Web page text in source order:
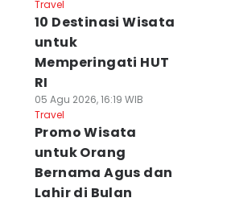
Travel
10 Destinasi Wisata
untuk
Memperingati HUT
RI
05 Agu 2026, 16:19 WIB
Travel
Promo Wisata
untuk Orang
Bernama Agus dan
Lahir di Bulan